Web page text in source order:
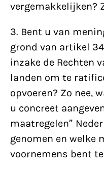
vergemakkelijken?
3. Bent u van
grond van artikel
inzake de Rechten
landen om te
opvoeren? Zo nee,
u concreet
maatregelen”
genomen en welke
voornemens bent